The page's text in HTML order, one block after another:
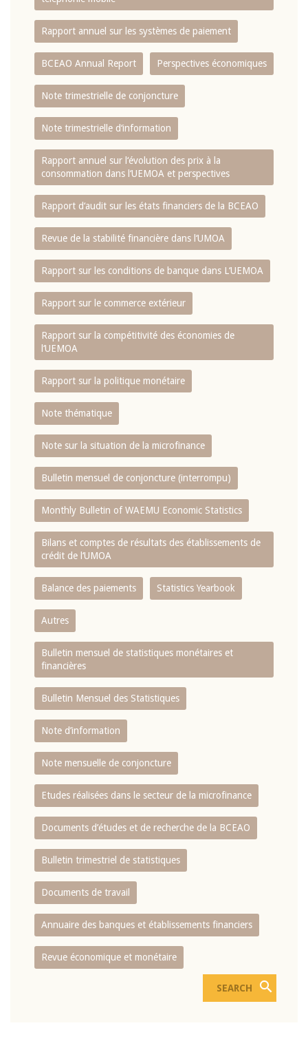
Rapport annuel sur les systèmes de paiement
BCEAO Annual Report Perspectives économiques
Note trimestrielle de conjoncture
Note trimestrielle d‘information
Rapport annuel sur l‘évolution des prix à la
consommation dans l‘UEMOA et perspectives
Rapport d‘audit sur les états financiers de la BCEAO
Revue de la stabilité financière dans l‘UMOA
Rapport sur les conditions de banque dans L‘UEMOA
Rapport sur le commerce extérieur
Rapport sur la compétitivité des économies de
l‘UEMOA
Rapport sur la politique monétaire
Note thématique
Note sur la situation de la microfinance
Bulletin mensuel de conjoncture (interrompu)
Monthly Bulletin of WAEMU Economic Statistics
Bilans et comptes de résultats des établissements de
crédit de l‘UMOA
Balance des paiements Statistics Yearbook
Autres
Bulletin mensuel de statistiques monétaires et
financières
Bulletin Mensuel des Statistiques
Note d’information
Note mensuelle de conjoncture
Etudes réalisées dans le secteur de la microfinance
Documents d’études et de recherche de la BCEAO
Bulletin trimestriel de statistiques
Documents de travail
Annuaire des banques et établissements financiers
Revue économique et monétaire